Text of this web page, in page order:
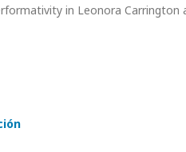
in Leonora Carrington